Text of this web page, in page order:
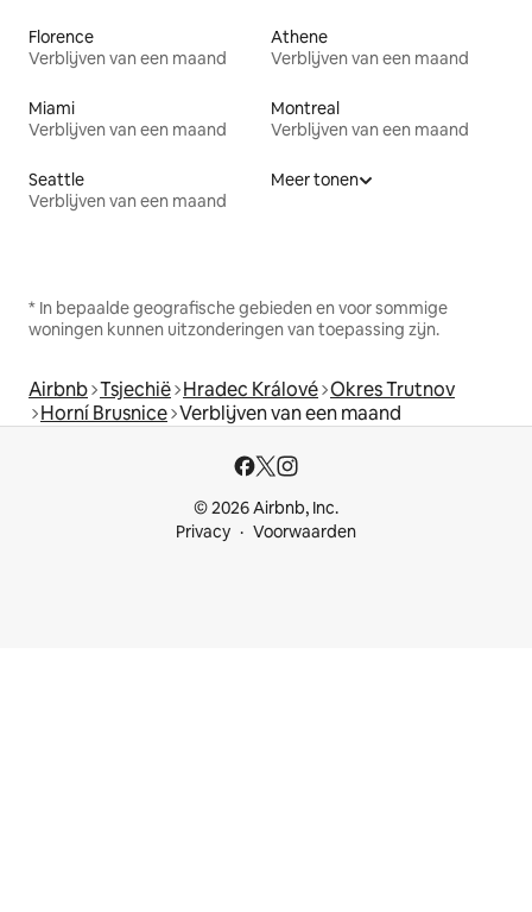
Florence
Verblijven van een maand
Athene
Verblijven van een maand
Miami
Verblijven van een maand
Montreal
Verblijven van een maand
Seattle
Verblijven van een maand
Meer tonen
* In bepaalde geografische gebieden en voor sommige
woningen kunnen uitzonderingen van toepassing zijn.
Airbnb Tsjechië Hradec Králové Okres Trutnov
Horní Brusnice Verblijven van een maand
© 2026 Airbnb, Inc.
Privacy
Voorwaarden